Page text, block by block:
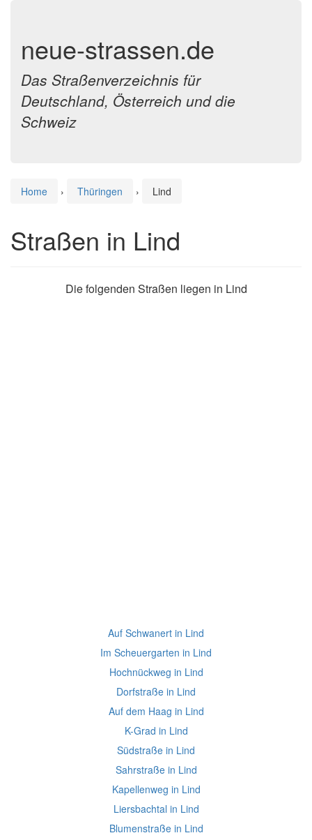
neue-strassen.de
Das Straßenverzeichnis für
Deutschland, Österreich und die
Schweiz
Home › Thüringen › Lind
Straßen in Lind
Die folgenden Straßen liegen in Lind
Auf Schwanert in Lind
Im Scheuergarten in Lind
Hochnückweg in Lind
Dorfstraße in Lind
Auf dem Haag in Lind
K-Grad in Lind
Südstraße in Lind
Sahrstraße in Lind
Kapellenweg in Lind
Liersbachtal in Lind
Blumenstraße in Lind